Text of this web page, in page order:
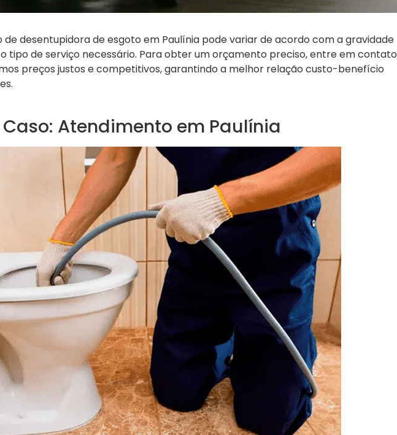
de desentupidora de esgoto em Paulínia pode variar de acordo com a gravidade
tipo de serviço necessário. Para obter um orçamento preciso, entre em contato
preços justos e competitivos, garantindo a melhor relação custo-benefício
Atendimento em Paulínia